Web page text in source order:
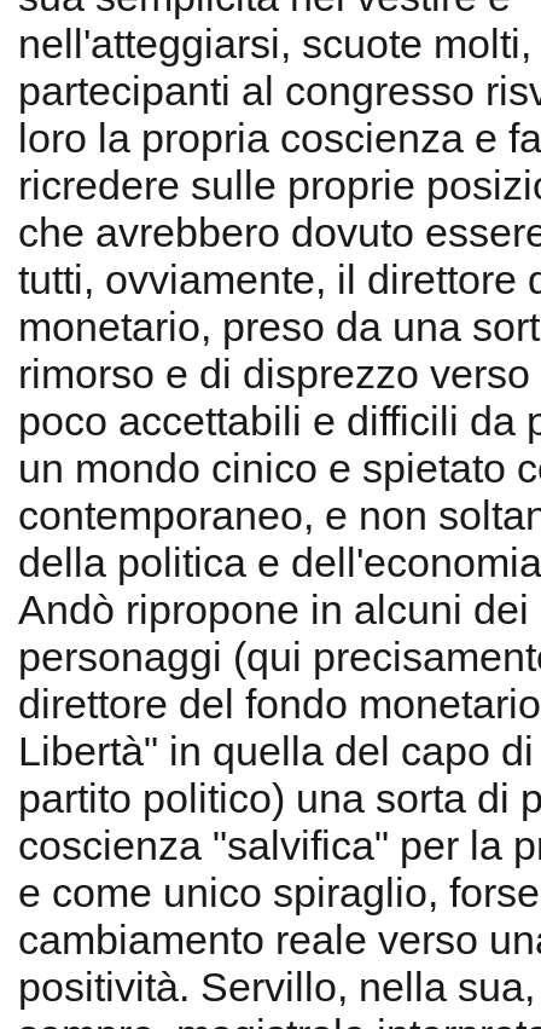
nell'atteggiarsi, scuote
partecipanti al congresso
loro la propria coscienza e
ricredere sulle proprie
che avrebbero dovuto
tutti, ovviamente, il direttore
monetario, preso da una
rimorso e di disprezzo
poco accettabili e difficili da
un mondo cinico e spietato
contemporaneo, e non
della politica e
Andò ripropone in alcuni dei
personaggi (qui
direttore del fondo
Libertà" in quella del capo
partito politico) una sorta di
coscienza "salvifica" per la
e come unico spiraglio,
cambiamento reale verso
positività. Servillo, nella